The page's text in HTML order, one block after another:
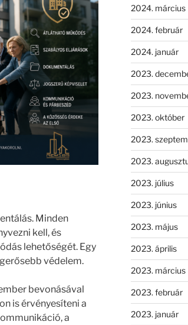
Minden
kell, és
lehetőségét. Egy
védelem.
bevonásával
is érvényesíteni a
a
2024. március
2024. február
2024. január
2023.
2023.
2023. október
2023.
2023.
2023. július
2023. június
2023. május
2023. április
2023. március
2023. február
2023. január